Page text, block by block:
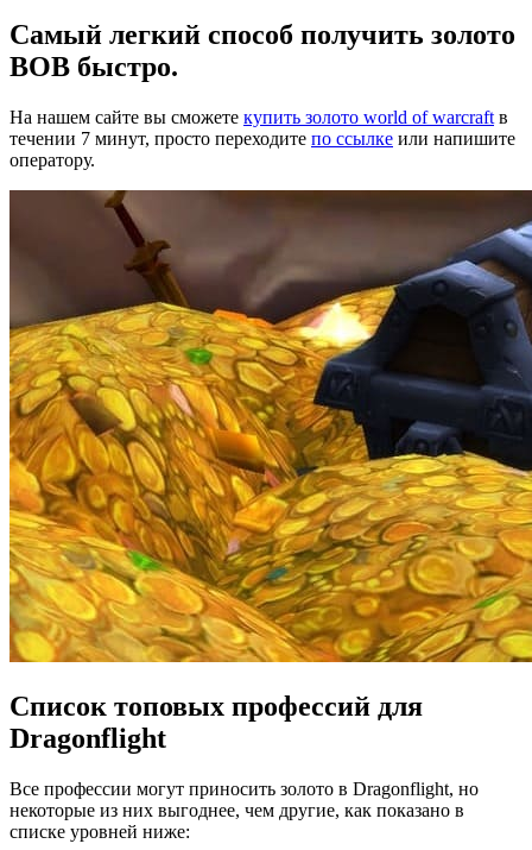
Самый легкий способ получить золото
ВОВ быстро.
На нашем сайте вы сможете купить золото world of warcraft в
течении 7 минут, просто переходите по ссылке или напишите
оператору.
Список топовых профессий для
Dragonflight
Все профессии могут приносить золото в Dragonflight, но
некоторые из них выгоднее, чем другие, как показано в
списке уровней ниже: